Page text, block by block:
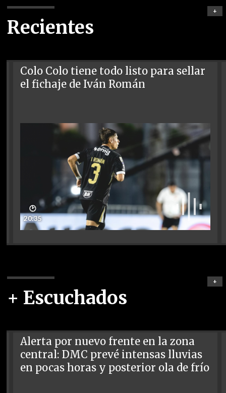
Recientes
+
Colo Colo tiene todo listo para sellar
el fichaje de Iván Román
🕑
20:35
+ Escuchados
+
Alerta por nuevo frente en la zona
central: DMC prevé intensas lluvias
en pocas horas y posterior ola de frío